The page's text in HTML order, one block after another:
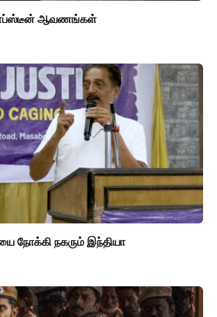
எப்ஸ்டீன் ஆவணங்கள்
நோக்கி நகரும் இந்தியா